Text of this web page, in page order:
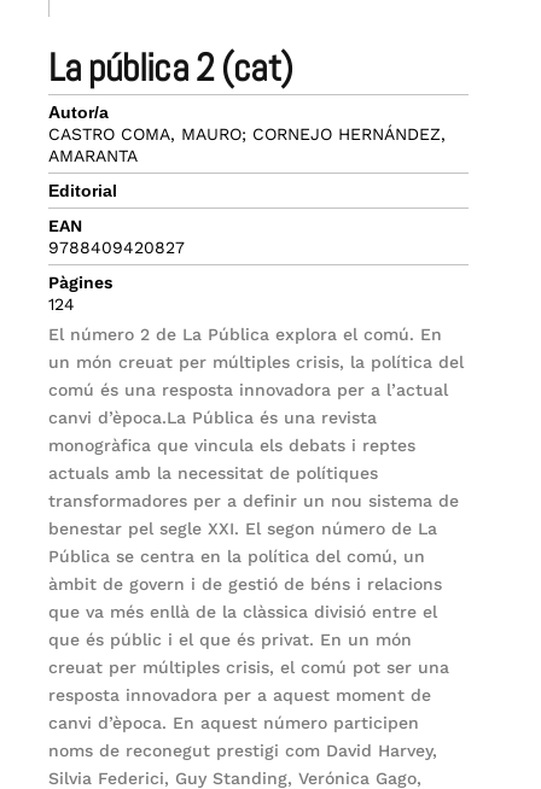
la pública 2 (cat)
Autor/a
CASTRO COMA, MAURO; CORNEJO HERNÁNDEZ,
AMARANTA
Editorial
EAN
9788409420827
Pàgines
124
El número 2 de La Pública explora el comú. En
un món creuat per múltiples crisis, la política del
comú és una resposta innovadora per a l’actual
canvi d’època.La Pública és una revista
monogràfica que vincula els debats i reptes
actuals amb la necessitat de polítiques
transformadores per a definir un nou sistema de
benestar pel segle XXI. El segon número de La
Pública se centra en la política del comú, un
àmbit de govern i de gestió de béns i relacions
que va més enllà de la clàssica divisió entre el
que és públic i el que és privat. En un món
creuat per múltiples crisis, el comú pot ser una
resposta innovadora per a aquest moment de
canvi d’època. En aquest número participen
noms de reconegut prestigi com David Harvey,
Silvia Federici, Guy Standing, Verónica Gago,